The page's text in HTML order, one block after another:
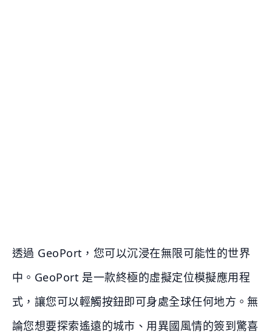
透過 GeoPort，您可以沉浸在無限可能性的世界
中。GeoPort 是一款終極的虛擬定位模擬應用程
式，讓您可以輕觸按鈕即可身處全球任何地方。無
論您想要探索遙遠的城市、用異國風情的簽到驚喜